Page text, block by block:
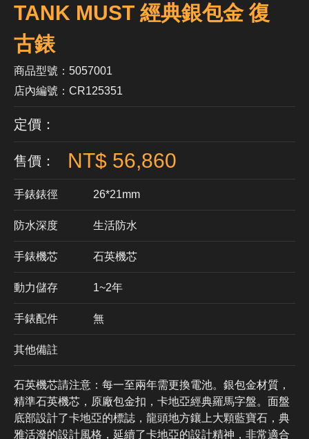
TANK MUST 經典銀包金 復
古錶
商品型號：5057001
店內編號：CR125351
定價：
售價： NT$ 56,860
手錶錶徑 26*21mm
防水深度 生活防水
手錶機芯 ​石英機芯
動力儲存 1~2年
手錶配件 無
其他備註
石英機芯請注意：每一至兩年需更換電池。銀包金材質，
精準石英機芯，原廠包金扣，卡地亞經典羅馬字盤。面盤
底部設計了卡地亞的標誌，龍頭地方鑲上大顆藍寶石，典
雅活潑的設計風格，延續了卡地亞的設計精神，非常適合